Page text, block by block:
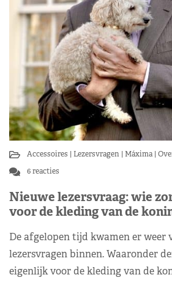
Accessoires Lezersvragen Máxima
6 reacties
Nieuwe lezersvraag: wie
voor de kleding van de
De afgelopen tijd kwamen er weer
lezersvragen binnen. Waaronder
eigenlijk voor de kleding van de